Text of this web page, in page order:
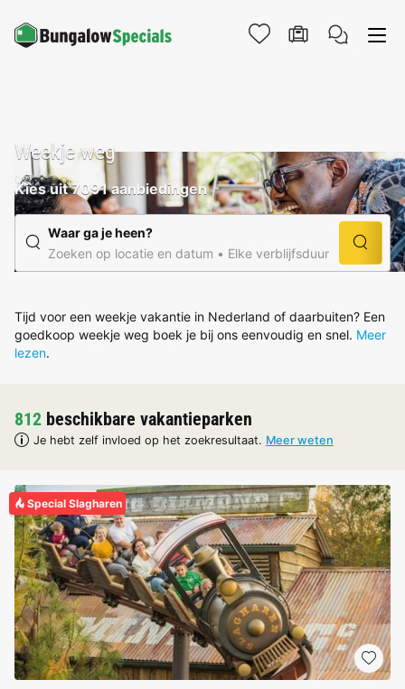
Weekje weg
Kies uit 7091 aanbiedingen
Waar ga je heen?
Zoeken op locatie en datum
Elke verblijfsduur
Tijd voor een weekje vakantie in Nederland of daarbuiten? Een
goedkoop weekje weg boek je bij ons eenvoudig en snel. Meer
lezen.
812 beschikbare vakantieparken
Je hebt zelf invloed op het zoekresultaat. Meer weten
Special Slagharen